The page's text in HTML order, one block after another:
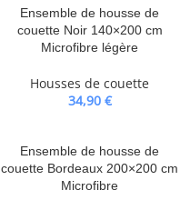
Ensemble de housse de
couette Noir 140×200 cm
Microfibre légère
Housses de couette
34,90 €
Ensemble de housse de
couette Bordeaux 200×200 cm
Microfibre